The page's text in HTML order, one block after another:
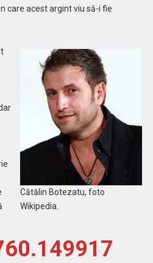
care acest argint viu să-i fie
Cătălin Botezatu, foto
Wikipedia.